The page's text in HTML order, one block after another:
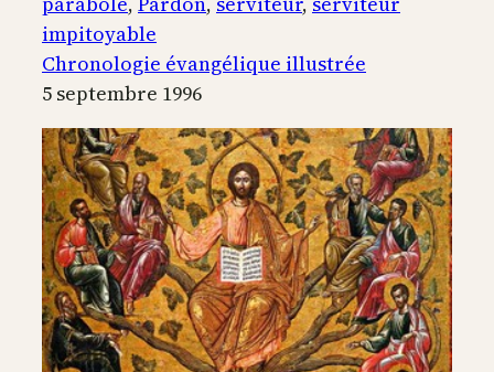
parabole
du
serviteur
impitoyable
impitoyable
Chronologie évangélique illustrée
5 septembre 1996